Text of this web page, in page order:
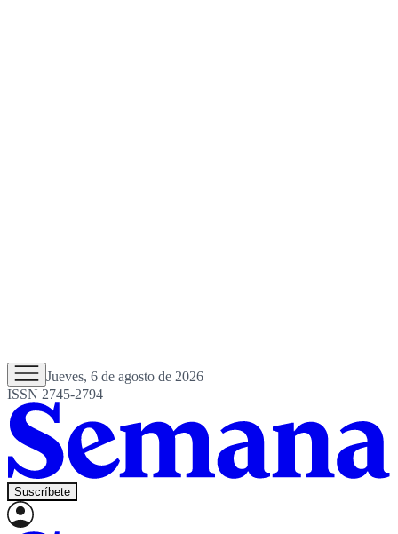
Jueves, 6 de agosto de 2026
ISSN 2745-2794
Suscríbete